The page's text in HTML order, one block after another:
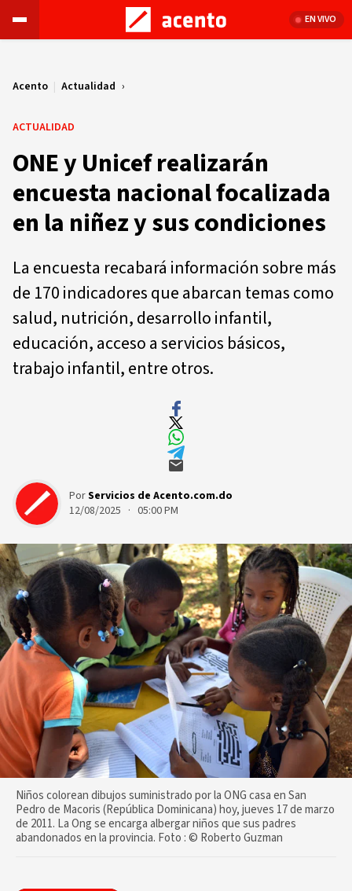
EN VIVO
Acento | Actualidad
ACTUALIDAD
ONE y Unicef realizarán
encuesta nacional focalizada
en la niñez y sus condiciones
La encuesta recabará información sobre más
de 170 indicadores que abarcan temas como
salud, nutrición, desarrollo infantil,
educación, acceso a servicios básicos,
trabajo infantil, entre otros.
PorServicios de Acento.com.do
12/08/2025 · 05:00 PM
Niños colorean dibujos suministrado por la ONG casa en San
Pedro de Macoris (República Dominicana) hoy, jueves 17 de marzo
de 2011. La Ong se encarga albergar niños que sus padres
abandonados en la provincia. Foto : © Roberto Guzman